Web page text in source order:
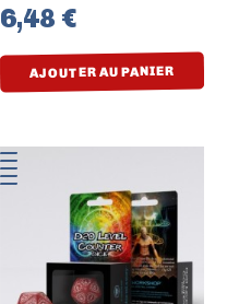
6,48 €
AJOUTER AU PANIER